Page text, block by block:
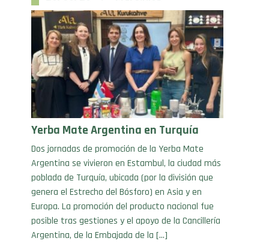
Yerba Mate Argentina en Turquía
Dos jornadas de promoción de la Yerba Mate
Argentina se vivieron en Estambul, la ciudad más
poblada de Turquía, ubicada (por la división que
genera el Estrecho del Bósforo) en Asia y en
Europa. La promoción del producto nacional fue
posible tras gestiones y el apoyo de la Cancillería
Argentina, de la Embajada de la […]